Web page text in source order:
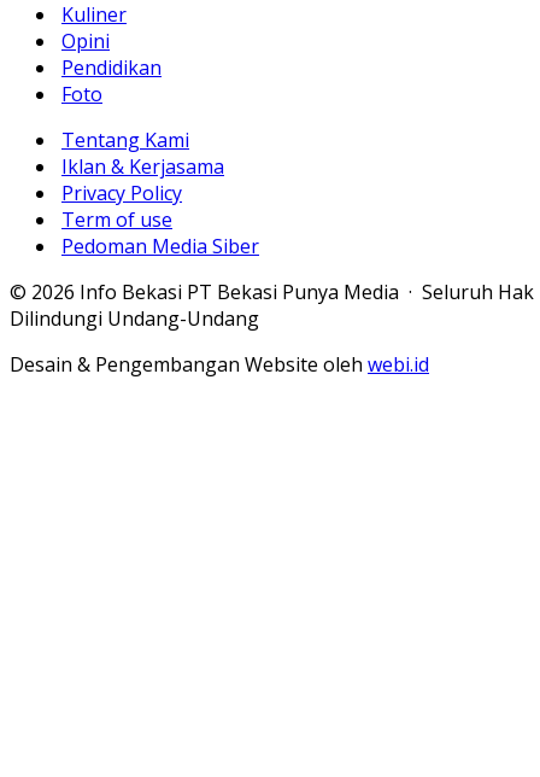
Kuliner
Opini
Pendidikan
Foto
Tentang Kami
Iklan & Kerjasama
Privacy Policy
Term of use
Pedoman Media Siber
© 2026 Info Bekasi PT Bekasi Punya Media · Seluruh Hak
Dilindungi Undang-Undang
Desain & Pengembangan Website oleh webi.id